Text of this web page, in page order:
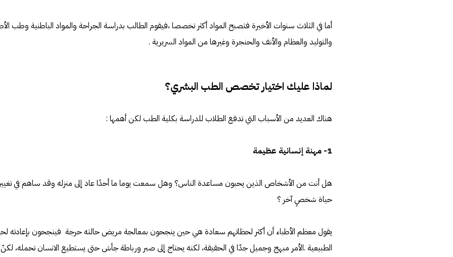
أما في الثلاث سنوات الأخيرة فتصبح المواد أكثر تخصصا ،فيقوم الطالب بدراسة الجراحة والمواد الباطنية وطب
والتوليد والعظام والأنف والحنجرة وغيرها من المواد السريرية .
لماذا عليك اختيار تخصص الطب البشري؟
هناك العديد من الأسباب التي تدفع الطلاب للدراسة بكلية الطب لكن أهمها :
1- مهنة إنسانية عظيمة
هل أنت من الأشخاص الذين يحبون مساعدة الناس؟ وهل سمعت يوما ما أحدًا عاد إلى منزله وقد ساهم في تغيير
حياة شخصٍ آخر ؟
يقول معظم الأطباء أن أكثر لحظاتهم سعادة هي حين ينجحون بمعالجة مريض حالته حرجة فينجحون بإعادته
الطبيعية .الأمر مبهج وجميل جدّا في الحقيقة، لكنه يحتاج إلى صبر ورباطة جأش حتى يستطيع الانسان تحمله،